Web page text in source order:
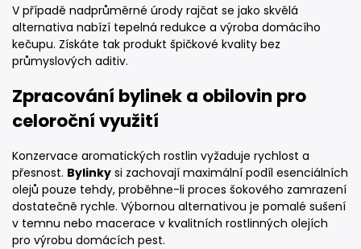
V případě nadprůměrné úrody rajčat se jako skvělá
alternativa nabízí tepelná redukce a výroba domácího
kečupu. Získáte tak produkt špičkové kvality bez
průmyslových aditiv.
Zpracování bylinek a obilovin pro
celoroční využití
Konzervace aromatických rostlin vyžaduje rychlost a
přesnost. Bylinky si zachovají maximální podíl esenciálních
olejů pouze tehdy, proběhne-li proces šokového zamrazení
dostatečně rychle. Výbornou alternativou je pomalé sušení
v temnu nebo macerace v kvalitních rostlinných olejích
pro výrobu domácích pest.